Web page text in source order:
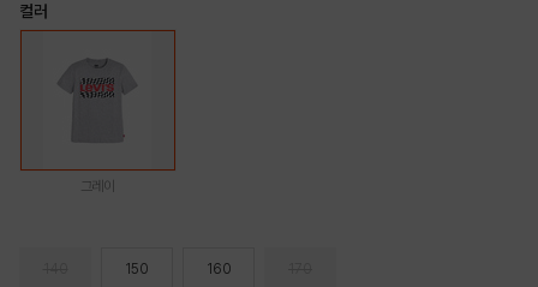
컬러
그레이
150 160